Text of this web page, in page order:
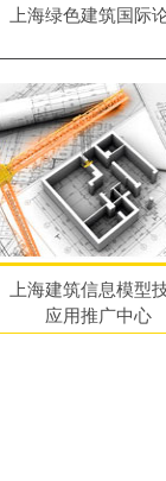
上海绿色建筑国际
上海建筑信息模型
应用推广中心